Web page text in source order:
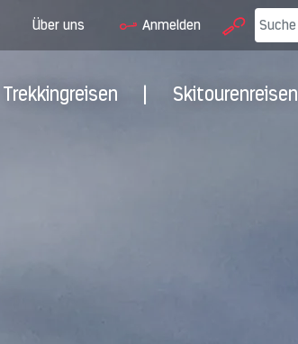
Über uns Anmelden
Trekkingreisen Skitourenreisen